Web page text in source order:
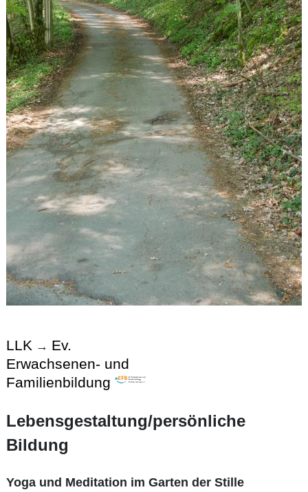
LLK → Ev.
Erwachsenen- und
Familienbildung
Lebensgestaltung/persönliche
Bildung
Yoga und Meditation im Garten der Stille